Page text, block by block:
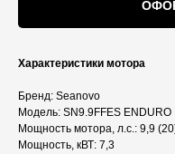
Характеристики мотора
Бренд: Seanovo
Модель: SN9.9FFES ENDURO
Мощность мотора, л.с.: 9,9
Мощность, кВТ: 7,3